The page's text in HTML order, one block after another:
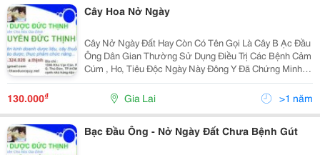
Cây Hoa Nở Ngày
Cây Nở Ngày Đất Hay Còn Có Tên Gọi Là Cây B Ạc Đầu
Ông Dân Gian Thường Sử Dụng Điều Trị Các Bệnh Cảm
Cúm , Ho, Tiêu Độc Ngày Này Đông Y Đã Chứng Minh
Cây Thân Cỏ Này Tốt Cho Người Bị Đau Nhức Xương
Khớp Đặc Biệt Dùng Cho Bệnh Nhân Gout Rất Hiệu
130.000₫ Gia Lai >1 năm
Bạc Đầu Ông - Nở Ngày Đất Chưa Bệnh Gút